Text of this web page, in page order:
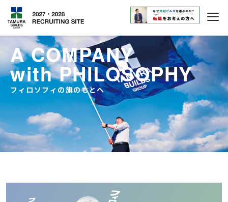
A COMPANY
with PHILOSOPHY
フィロソフィの旗のもとへ